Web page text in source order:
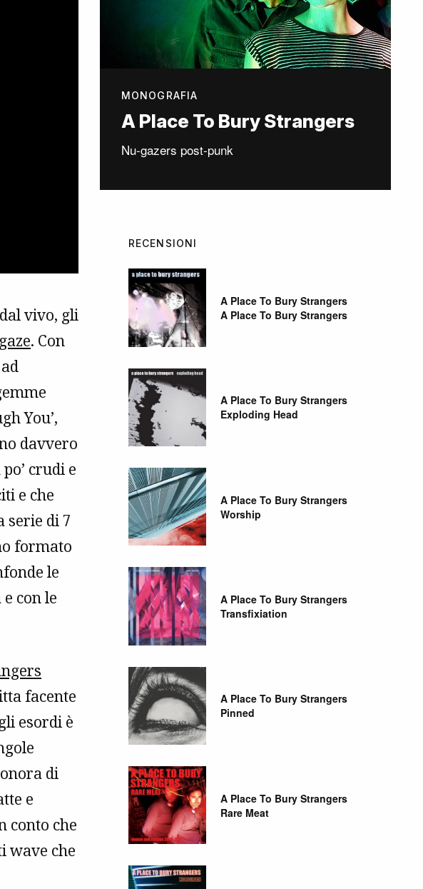
vivo, gli
. Con
You’,
davvero
crudi e
e che
serie di 7
formato
le
con le
facente
esordi è
di
e
conto che
wave che
MONOGRAFIA
A Place To Bury Strangers
Nu-gazers post-punk
RECENSIONI
A Place To Bury Strangers
A Place To Bury Strangers
A Place To Bury Strangers
Exploding Head
A Place To Bury Strangers
Worship
A Place To Bury Strangers
Transfixiation
A Place To Bury Strangers
Pinned
A Place To Bury Strangers
Rare Meat